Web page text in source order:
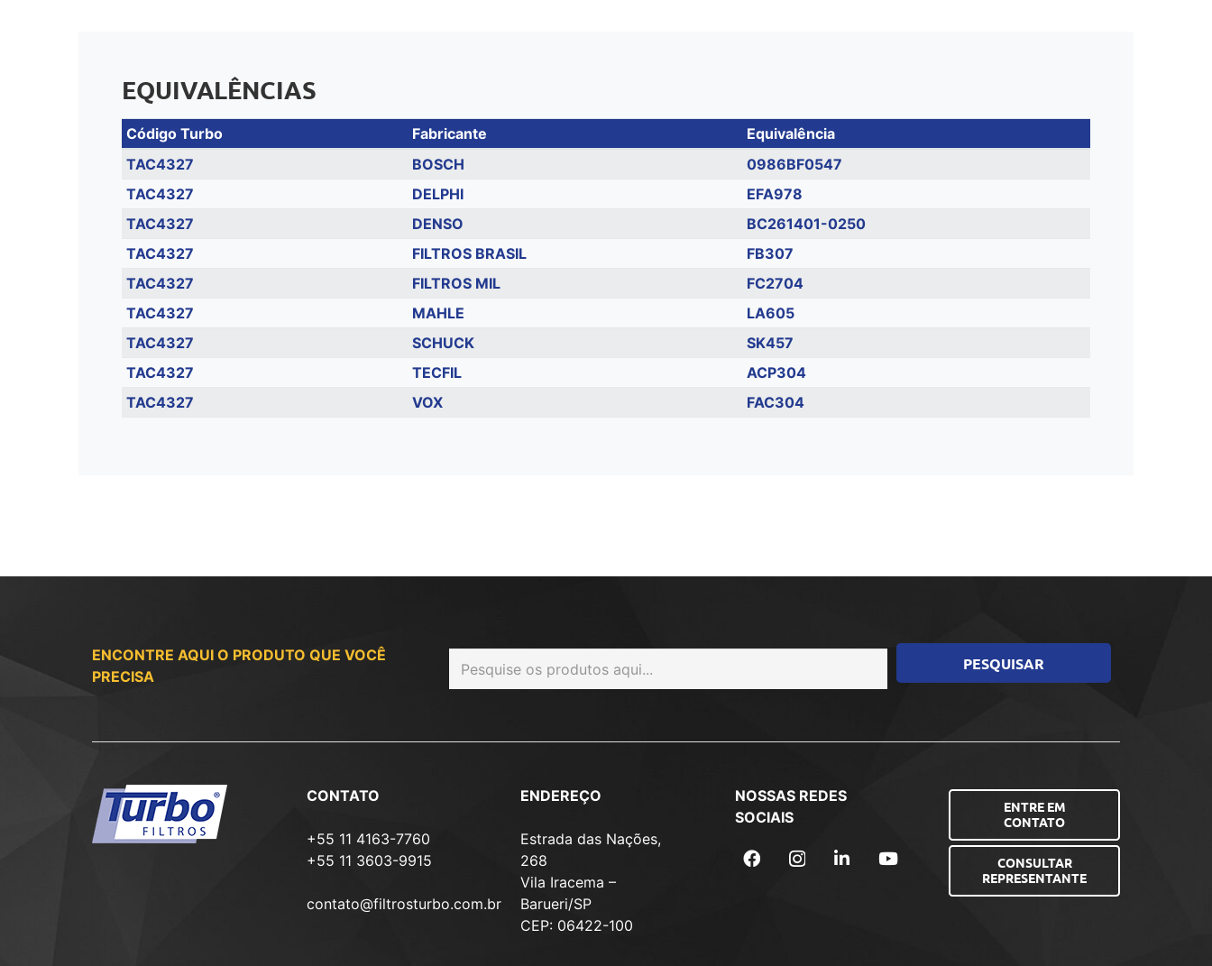
EQUIVALÊNCIAS
Código Turbo Fabricante
Equivalência
TAC4327
BOSCH
0986BF0547
TAC4327
DELPHI
EFA978
TAC4327
DENSO
BC261401-0250
TAC4327
FILTROS BRASIL
FB307
TAC4327
FILTROS MIL
FC2704
TAC4327
MAHLE
LA605
TAC4327
SCHUCK
SK457
TAC4327
TECFIL
ACP304
TAC4327
VOX FAC304
ENCONTRE AQUI O PRODUTO QUE VOCÊ
PRECISA
CONTATO
+55 11 4163-7760
+55 11 3603-9915
contato@filtrosturbo.com.br
ENDEREÇO
Estrada das Nações,
268
Vila Iracema –
Barueri/SP
CEP: 06422-100
NOSSAS REDES
SOCIAIS
ENTRE EM
CONTATO
CONSULTAR
REPRESENTANTE